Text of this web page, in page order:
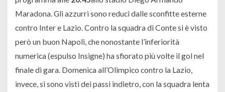
Maradona. Gli azzurri sono reduci dalle sconfitte esterne
contro Inter e Lazio. Contro la squadra di Conte si è visto
però un buon Napoli, che nonostante l’inferiorità
numerica (espulso Insigne) ha sfiorato più volte il gol nel
finale di gara. Domenica all’Olimpico contro la Lazio,
invece, si sono visti dei passi indietro, con la squadra lenta